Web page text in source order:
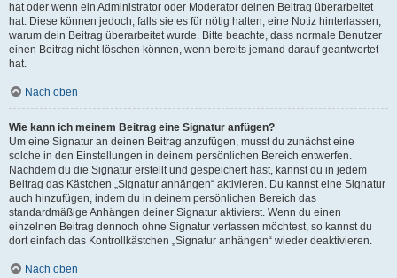
hat oder wenn ein Administrator oder Moderator deinen Beitrag überarbeitet
hat. Diese können jedoch, falls sie es für nötig halten, eine Notiz hinterlassen,
warum dein Beitrag überarbeitet wurde. Bitte beachte, dass normale Benutzer
einen Beitrag nicht löschen können, wenn bereits jemand darauf geantwortet
hat.
Nach oben
Wie kann ich meinem Beitrag eine Signatur anfügen?
Um eine Signatur an deinen Beitrag anzufügen, musst du zunächst eine
solche in den Einstellungen in deinem persönlichen Bereich entwerfen.
Nachdem du die Signatur erstellt und gespeichert hast, kannst du in jedem
Beitrag das Kästchen „Signatur anhängen“ aktivieren. Du kannst eine Signatur
auch hinzufügen, indem du in deinem persönlichen Bereich das
standardmäßige Anhängen deiner Signatur aktivierst. Wenn du einen
einzelnen Beitrag dennoch ohne Signatur verfassen möchtest, so kannst du
dort einfach das Kontrollkästchen „Signatur anhängen“ wieder deaktivieren.
Nach oben